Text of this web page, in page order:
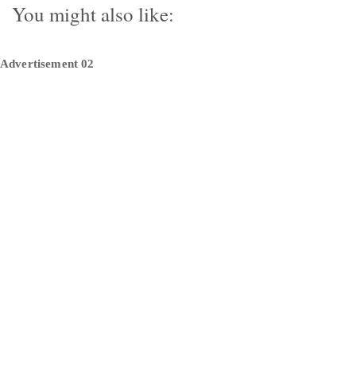
You might also like:
Advertisement 02